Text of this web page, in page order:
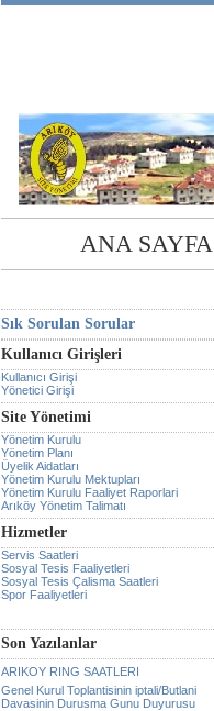
ANA SAYFA
Sık Sorulan Sorular
Kullanıcı Girişleri
Kullanıcı Girişi
Yönetici Girişi
Site Yönetimi
Yönetim Kurulu
Yönetim Planı
Üyelik Aidatları
Yönetim Kurulu Mektupları
Yönetim Kurulu Faaliyet Raporlari
Arıköy Yönetim Talimatı
Hizmetler
Servis Saatleri
Sosyal Tesis Faaliyetleri
Sosyal Tesis Çalisma Saatleri
Spor Faaliyetleri
Son Yazılanlar
ARIKOY RING SAATLERI
Genel Kurul Toplantisinin iptali/Butlani
Davasinin Durusma Gunu Duyurusu